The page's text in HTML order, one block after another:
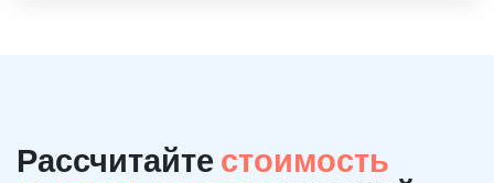
Рассчитайте стоимость